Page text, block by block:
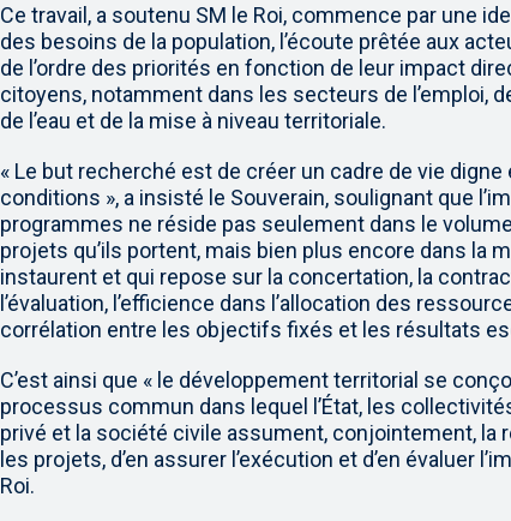
Ce travail, a soutenu SM le Roi, commence par une
des besoins de la population, l’écoute prêtée aux
de l’ordre des priorités en fonction de leur impact
citoyens, notamment dans les secteurs de l’emploi,
de l’eau et de la mise à niveau territoriale.
« Le but recherché est de créer un cadre de vie digne
conditions », a insisté le Souverain, soulignant que
programmes ne réside pas seulement dans le
projets qu’ils portent, mais bien plus encore dans la
instaurent et qui repose sur la concertation, la
l’évaluation, l’efficience dans l’allocation des
corrélation entre les objectifs fixés et les résultats
C’est ainsi que « le développement territorial se
processus commun dans lequel l’État, les
privé et la société civile assument, conjointement, la
les projets, d’en assurer l’exécution et d’en évaluer
Roi.